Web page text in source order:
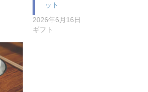
ット
2026年6月16日
ギフト